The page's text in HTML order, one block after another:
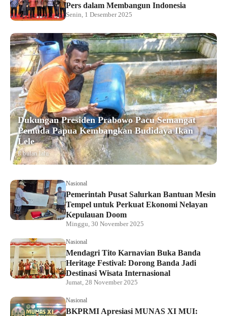
Pers dalam Membangun Indonesia
Senin, 1 Desember 2025
Dukungan Presiden Prabowo Pacu Semangat
Pemuda Papua Kembangkan Budidaya Ikan
Lele
8 bulan lalu
Nasional
Pemerintah Pusat Salurkan Bantuan Mesin
Tempel untuk Perkuat Ekonomi Nelayan
Kepulauan Doom
Minggu, 30 November 2025
Nasional
Mendagri Tito Karnavian Buka Banda
Heritage Festival: Dorong Banda Jadi
Destinasi Wisata Internasional
Jumat, 28 November 2025
Nasional
BKPRMI Apresiasi MUNAS XI MUI: